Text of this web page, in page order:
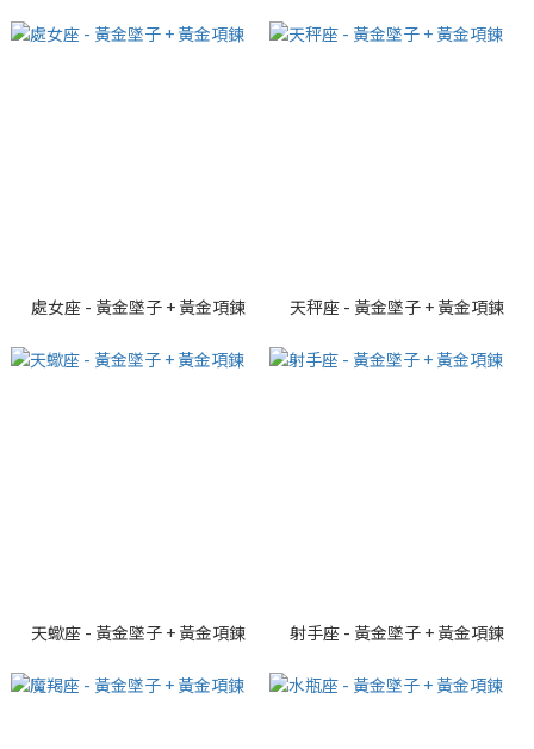
處女座 - 黃金墜子 + 黃金項鍊 天秤座 - 黃金墜子 + 黃金項鍊
天蠍座 - 黃金墜子 + 黃金項鍊 射手座 - 黃金墜子 + 黃金項鍊